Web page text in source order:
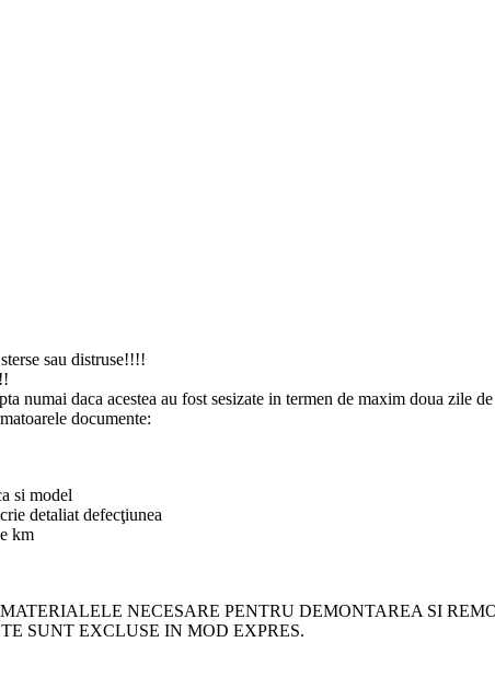
sau distruse!!!!
numai daca acestea au fost sesizate in termen de maxim doua zile
documente:
si model
detaliat defecţiunea
km
NECESARE PENTRU DEMONTAREA SI
SUNT EXCLUSE IN MOD EXPRES.